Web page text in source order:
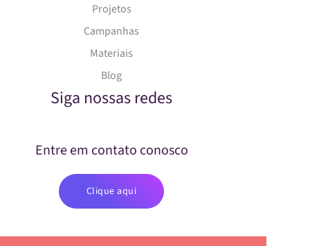
Projetos
Campanhas
Materiais
Blog
Siga nossas redes
Entre em contato conosco
Clique aqui